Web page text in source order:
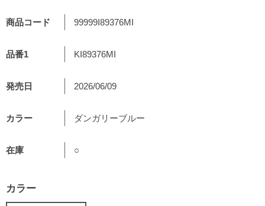
商品コード 99999I89376MI
品番1 KI89376MI
発売日 2026/06/09
カラー ダンガリーブルー
在庫 ○
カラー